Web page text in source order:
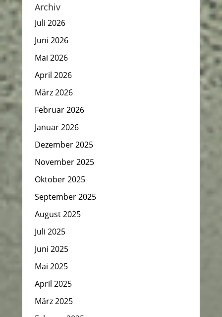
Archiv
Juli 2026
Juni 2026
Mai 2026
April 2026
März 2026
Februar 2026
Januar 2026
Dezember 2025
November 2025
Oktober 2025
September 2025
August 2025
Juli 2025
Juni 2025
Mai 2025
April 2025
März 2025